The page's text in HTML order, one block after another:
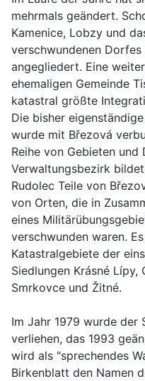
mehrmals geändert.
Kamenice, Lobzy und
verschwundenen
angegliedert. Eine
ehemaligen Gemeinde
katastral größte
Die bisher
wurde mit Březová
Reihe von Gebieten
Verwaltungsbezirk
Rudolec Teile von
von Orten, die in
eines
verschwunden waren.
Katastralgebiete der
Siedlungen Krásné Lípy,
Smrkovce und Žitné.
Im Jahr 1979 wurde der
verliehen, das 1993
wird als "sprechendes
Birkenblatt den Namen